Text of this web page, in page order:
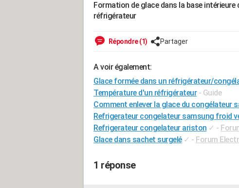
Formation de glace dans la base
réfrigérateur
Répondre (1) Partager
A voir également:
Glace formée dans un réfrigérateur/
Température d'un réfrigérateur - Guide
Comment enlever la glace du congélateur
Refrigerateur congelateur samsung froid
Refrigerateur congelateur ariston ✓ -
Glace dans sachet surgelé ✓ - Forum
1 réponse